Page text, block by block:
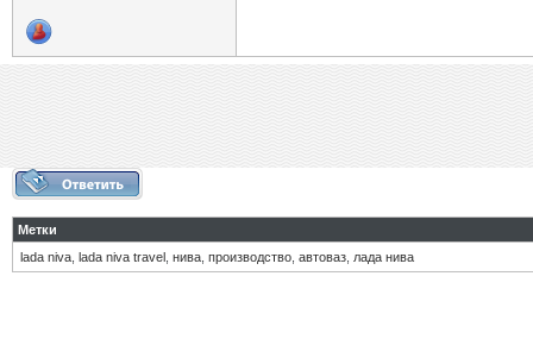
Метки
lada niva lada niva travel нива производство автоваз лада нива